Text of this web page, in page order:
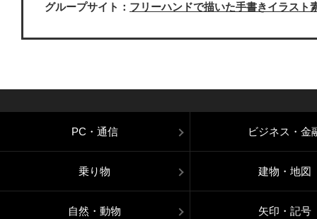
グループサイト： フリーハンドで描いた手書きイラスト
PC・通信 ビジネス・金
乗り物 建物・地図
自然・動物 矢印・記号